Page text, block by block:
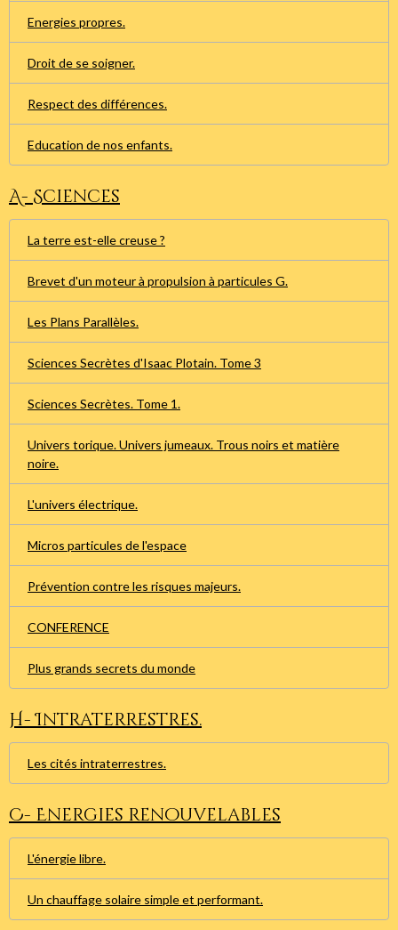
Energies propres.
Droit de se soigner.
Respect des différences.
Education de nos enfants.
A- Sciences
La terre est-elle creuse ?
Brevet d'un moteur à propulsion à particules G.
Les Plans Parallèles.
Sciences Secrètes d'Isaac Plotain. Tome 3
Sciences Secrètes. Tome 1.
Univers torique. Univers jumeaux. Trous noirs et matière
noire.
L'univers électrique.
Micros particules de l'espace
Prévention contre les risques majeurs.
CONFERENCE
Plus grands secrets du monde
H- Intraterrestres.
Les cités intraterrestres.
C- Energies renouvelables
L'énergie libre.
Un chauffage solaire simple et performant.